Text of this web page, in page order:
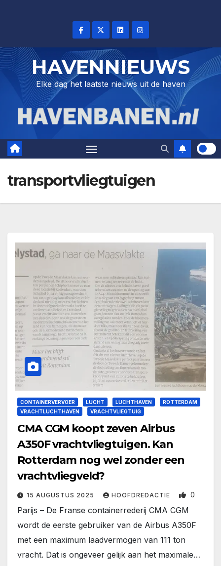
HAVENNIEUWS
Elke dag het laatste nieuws uit de haven
transportvliegtuigen
CONTAINERVERVOER LUCHT LUCHTHAVEN
ROTTERDAM
VRACHTLUCHTHAVEN
VRACHTVLIEGTUIG
CMA CGM koopt zeven Airbus
A350F vrachtvliegtuigen. Kan
Rotterdam nog wel zonder een
vrachtvliegveld?
15 AUGUSTUS 2025 HOOFDREDACTIE 0
Parijs – De Franse containerrederij CMA CGM
wordt de eerste gebruiker van de Airbus A350F
met een maximum laadvermogen van 111 ton
vracht. Dat is ongeveer gelijk aan het maximale…